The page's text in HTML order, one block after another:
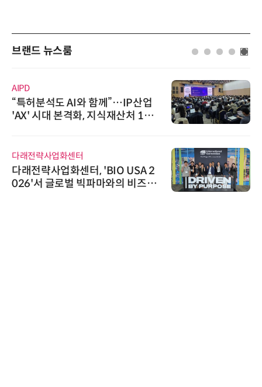
브랜드 뉴스룸
AIPD
“특허분석도 AI와 함께”…IP산업
'AX' 시대 본격화, 지식재산처 1호
다래전략사업화센터
다래전략사업화센터, 'BIO USA 2
026'서 글로벌 빅파마와의 비즈니